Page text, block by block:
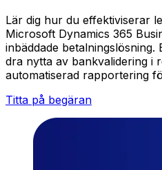
Lär dig hur du effektiviserar
Microsoft Dynamics 365
inbäddade
dra nytta av bankvalidering i
automatiserad rapportering
Titta på begäran